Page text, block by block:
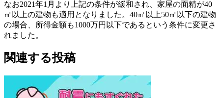
なお2021年1月より上記の条件が緩和され、家屋の面精が40
㎡以上の建物も適用となりました。40㎡以上50㎡以下の建物
の場合、所得金額も1000万円以下であるという条件に変更さ
れました。
関連する投稿